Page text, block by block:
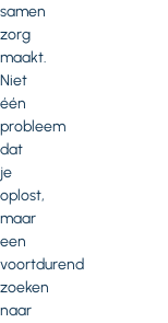
samen
zorg
maakt.
Niet
één
probleem
dat
je
oplost,
maar
een
voortdurend
zoeken
naar